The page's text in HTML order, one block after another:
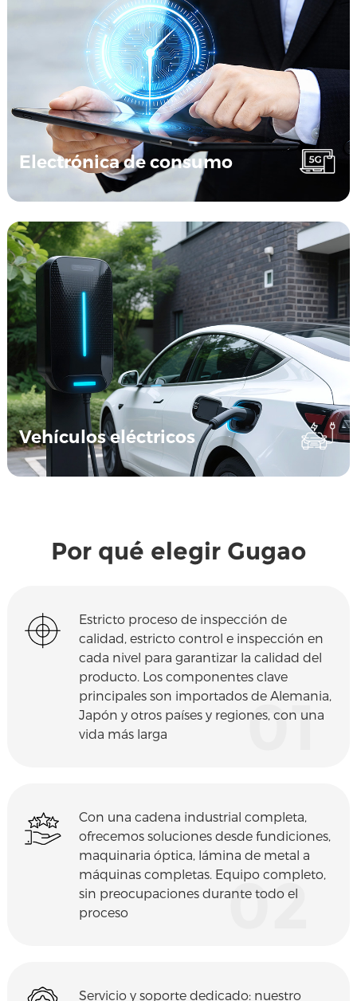
Electrónica de consumo
Vehículos eléctricos
Por qué elegir Gugao
Estricto proceso de inspección de
calidad, estricto control e inspección en
cada nivel para garantizar la calidad del
producto. Los componentes clave
principales son importados de Alemania,
Japón y otros países y regiones, con una
vida más larga
01
Con una cadena industrial completa,
ofrecemos soluciones desde fundiciones,
maquinaria óptica, lámina de metal a
máquinas completas. Equipo completo,
sin preocupaciones durante todo el
proceso
02
Servicio y soporte dedicado: nuestro